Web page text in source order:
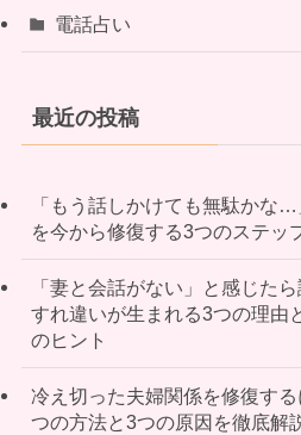
電話占い
最近の投稿
「もう話しかけても無駄かな
を今から修復する3つのステッ
「妻と会話がない」と感じた
すれ違いが生まれる3つの理由
のヒント
冷え切った夫婦関係を修復す
つの方法と3つの原因を徹底解